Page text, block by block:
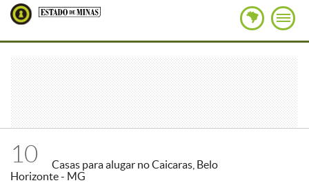
10
Casas para alugar no Caicaras, Belo
Horizonte - MG